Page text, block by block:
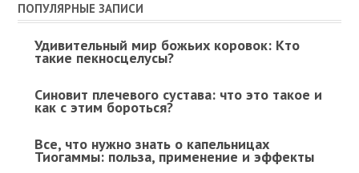
ПОПУЛЯРНЫЕ ЗАПИСИ
Удивительный мир божьих коровок: Кто
такие пекносцелусы?
Синовит плечевого сустава: что это такое и
как с этим бороться?
Все, что нужно знать о капельницах
Тиогаммы: польза, применение и эффекты